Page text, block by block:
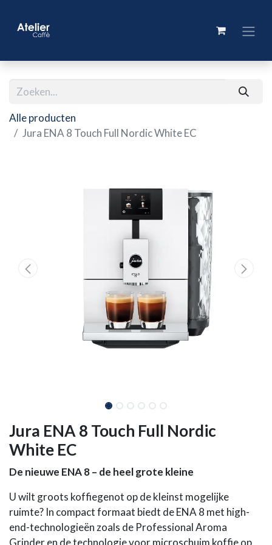
Alle producten
Jura ENA 8 Touch Full Nordic White EC
Jura ENA 8 Touch Full Nordic
White EC
De nieuwe ENA 8 – de heel grote kleine
U wilt groots koffiegenot op de kleinst mogelijke
ruimte? In compact formaat biedt de ENA 8 met high-
end-technologieën zoals de Professional Aroma